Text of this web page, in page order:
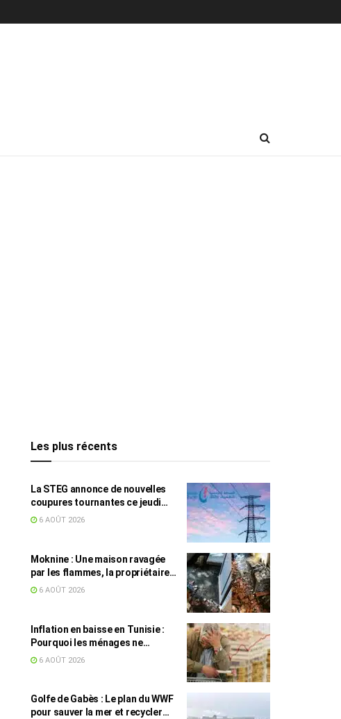
Les plus récents
La STEG annonce de nouvelles
coupures tournantes ce jeudi
dans plusieurs régions
6 AOÛT 2026
Moknine : Une maison ravagée
par les flammes, la propriétaire
accuse la STEG et la SONEDE
6 AOÛT 2026
Inflation en baisse en Tunisie :
Pourquoi les ménages ne
ressentent pas l’amélioration
6 AOÛT 2026
Golfe de Gabès : Le plan du WWF
pour sauver la mer et recycler